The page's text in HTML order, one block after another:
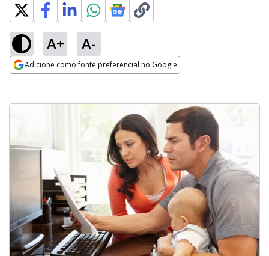
A+ A-
Adicione como fonte preferencial no Google